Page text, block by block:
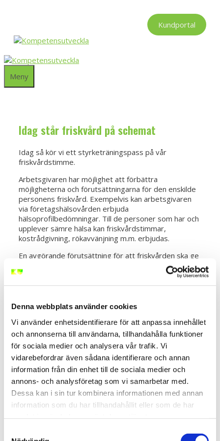
Denna webbplats använder cookies
Vi använder enhetsidentifierare för att anpassa innehållet
och annonserna till användarna, tillhandahålla funktioner
för sociala medier och analysera vår trafik. Vi
vidarebefordrar även sådana identifierare och annan
information från din enhet till de sociala medier och
annons- och analysföretag som vi samarbetar med.
Dessa kan i sin tur kombinera informationen med annan
information som du har tillhandahållit eller som de har
Kundportal
Meny
Idag står friskvård på schemat
Idag så kör vi ett styrketräningspass på vår
friskvårdstimme.
Arbetsgivaren har möjlighet att förbättra
möjligheterna och förutsättningarna för den enskilde
personens friskvård. Exempelvis kan arbetsgivaren
via företagshälsovården er­bjuda
hälsoprofilbedömningar. Till de personer som har och
upplever sämre hälsa kan friskvårdstimmar,
kostrådgivning, rökavvänjning m.m. erbjudas.
En avgörande förutsättning för att friskvården ska ge
resultat är en aktiv medverkan och att alla tar sitt
eget ansvar för att förändra sina levnadsvanor och sin
livsstil.
Träningsformer som klassas som friskvård är:
Gym och gymnastik så som Aerobics,
Bodypump, Crossfit, Core,
Jogging, Styrketräning, Spinning, Korpidrott,
Step-up, Stavgång, Stretching
Massage, Bindvävsmassage, Akupressur,
Akupunktur om det används i form av för
avslappning, laserbehandling som massage,
ljusterapi, Reflexologi/zonterapi, Rosenterapi,
Örtbad
Appar som ger ”möjlighet till enklare slag av
motion och annan friskvård” så som
Balansträning